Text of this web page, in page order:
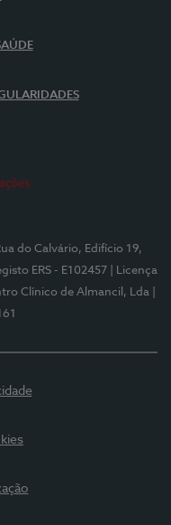
do Calvário, Edifício 19,
ERS - E102457
| Licença
Clínico de Almancil, Lda